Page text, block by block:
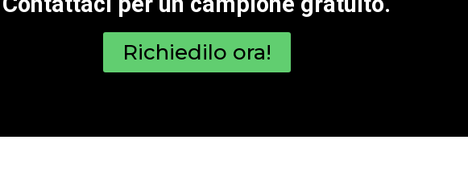
Richiedilo ora!